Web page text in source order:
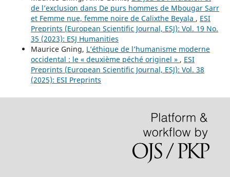
de l’exclusion dans De purs hommes de Mbougar Sarr
et Femme nue, femme noire de Calixthe Beyala , ESI
Preprints (European Scientific Journal, ESJ): Vol. 19 No.
35 (2023): ESJ Humanities
Maurice Gning, L’éthique de l’humanisme moderne
occidental : le « deuxième péché originel » , ESI
Preprints (European Scientific Journal, ESJ): Vol. 38
(2025): ESI Preprints